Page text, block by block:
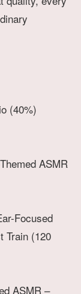
(40%)
ASMR
Focused
Train (120
ASMR –